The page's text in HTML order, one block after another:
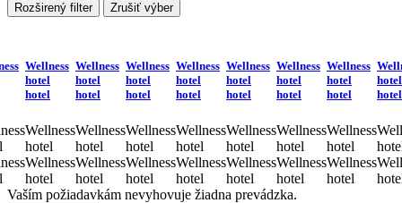
Rozširený filter Zrušiť výber
Wellness
hotel
hotel
Wellness
hotel
Wellness
hotel
Wellness
hotel
hotel
Wellness
hotel
Wellness
hotel
Wellness
hotel
hotel
Wellness
hotel
Wellness
hotel
Wellness
hotel
hotel
Wellness
hotel
Wellness
hotel
Wellness
hotel
hotel
Wellness
hotel
Wellness
hotel
Wellness
hotel
hotel
Wellness
hotel
Wellness
hotel
Wellness
hotel
hotel
Wellness
hotel
Wellness
hotel
hotel
hotel
Vaším požiadavkám nevyhovuje žiadna prevádzka.